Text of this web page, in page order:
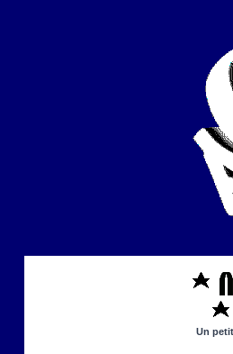
Un